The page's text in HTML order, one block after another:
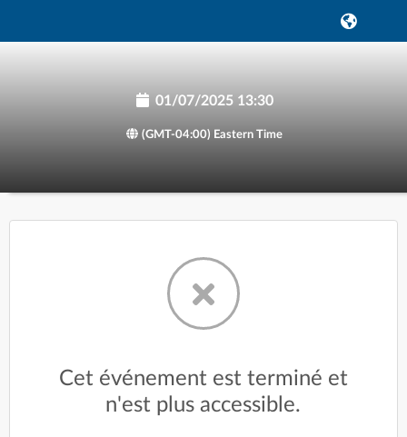
01/07/2025 13:30
(GMT-04:00) Eastern Time
Cet événement est terminé et
n'est plus accessible.